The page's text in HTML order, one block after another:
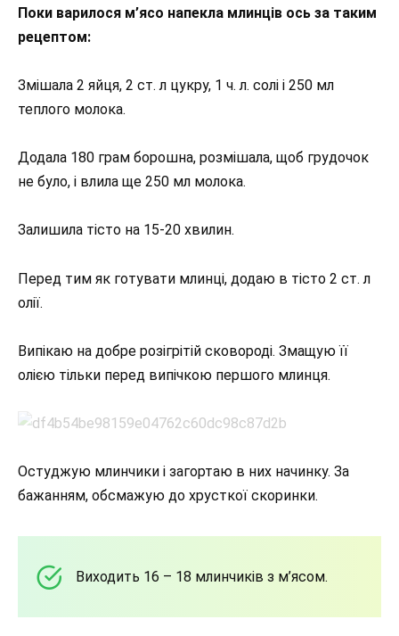
Поки варилося м’ясо напекла млинців ось за таким
рецептом:
Змішала 2 яйця, 2 ст. л цукру, 1 ч. л. солі і 250 мл
теплого молока.
Додала 180 грам борошна, розмішала, щоб грудочок
не було, і влила ще 250 мл молока.
Залишила тісто на 15-20 хвилин.
Перед тим як готувати млинці, додаю в тісто 2 ст. л
олії.
Випікаю на добре розігрітій сковороді. Змащую її
олією тільки перед випічкою першого млинця.
Остуджую млинчики і загортаю в них начинку. За
бажанням, обсмажую до хрусткої скоринки.
Виходить 16 – 18 млинчиків з м’ясом.